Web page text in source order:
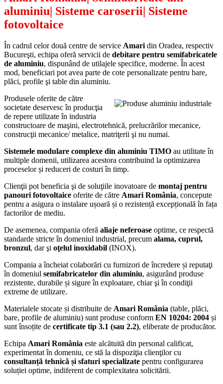
aluminiu| Sisteme caroserii| Sisteme
fotovoltaice
În cadrul celor două centre de service Amari din Oradea, respectiv
Bucureşti, echipa oferă servicii de debitare pentru semifabricatele
de aluminiu, dispunând de utilajele specifice, moderne. În acest
mod, beneficiari pot avea parte de cote personalizate pentru bare,
plăci, profile şi table din aluminiu.
Produsele oferite de către
societate deservesc în producţia
de repere utilizate în industria
constructoare de maşini, electrotehnică, prelucrărilor mecanice,
construcţii mecanice/ metalice, matriţerii şi nu numai.
Sistemele modulare complexe din aluminiu TIMO au utilitate în
multiple domenii, utilizarea acestora contribuind la optimizarea
proceselor și reduceri de costuri în timp.
Clienţii pot beneficia şi de soluţiile inovatoare de montaj pentru
panouri fotovoltaice oferite de către Amari România, concepute
pentru a asigura o instalare ușoară și o rezistență excepțională în fața
factorilor de mediu.
De asemenea, compania oferă aliaje neferoase optime, ce respectă
standarde stricte în domeniul industrial, precum alama, cuprul,
bronzul, dar şi oţelul inoxidabil (INOX).
Compania a încheiat colaborări cu furnizori de încredere și reputaţi
în domeniul semifabricatelor din aluminiu, asigurând produse
rezistente, durabile și sigure în exploatare, chiar şi în condiţii
extreme de utilizare.
Materialele stocate și distribuite de Amari România (table, plăci,
bare, profile de aluminiu) sunt produse conform EN 10204: 2004 și
sunt însoțite de certificate tip 3.1 (sau 2.2), eliberate de producător.
Echipa Amari România este alcătuită din personal calificat,
experimentat în domeniu, ce stă la dispoziţia clienţilor cu
consultanță tehnică și sfaturi specializate pentru configurarea
soluției optime, indiferent de complexitatea solicitării.